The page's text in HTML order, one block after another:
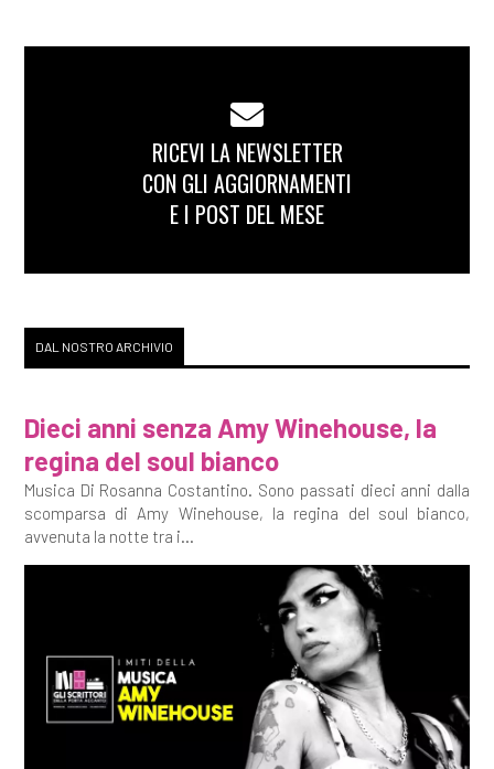
RICEVI LA NEWSLETTER
CON GLI AGGIORNAMENTI
E I POST DEL MESE
DAL NOSTRO ARCHIVIO
Dieci anni senza Amy Winehouse, la
regina del soul bianco
Musica Di Rosanna Costantino. Sono passati dieci anni dalla
scomparsa di Amy Winehouse, la regina del soul bianco,
avvenuta la notte tra i...